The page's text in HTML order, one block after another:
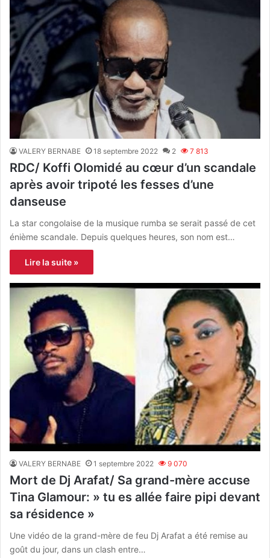
VALERY BERNABE 18 septembre 2022 2 7 813
RDC/ Koffi Olomidé au cœur d’un scandale
après avoir tripoté les fesses d’une
danseuse
La star congolaise de la musique rumba se serait passé de cet
énième scandale. Depuis quelques heures, son nom est…
Lire la suite »
VALERY BERNABE 1 septembre 2022 9 070
Mort de Dj Arafat/ Sa grand-mère accuse
Tina Glamour: » tu es allée faire pipi devant
sa résidence »
Une vidéo de la grand-mère de feu Dj Arafat a été remise au
goût du jour, dans un clash entre…